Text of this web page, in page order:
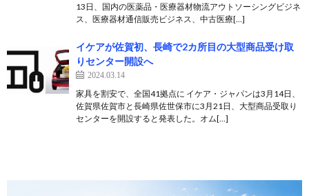
13日、国内の医薬品・医療器材物流アウトソーシングビジネ
ス、医療器材通信販売ビジネス、中古医療[…]
イケアが佐賀初、長崎で2カ所目の大型商品受け取
りセンター開設へ
2024.03.14
家具を割安で、全国41拠点に イケア・ジャパンは3月14日、
佐賀県佐賀市と長崎県佐世保市に3月21日、大型商品受取り
センターを開設すると発表した。オム[…]